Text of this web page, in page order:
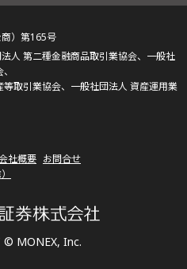
© MONEX, Inc.
）第165号
人 第二種金融商品取引業協会、一般社
取引業協会、一般社団法人 資産運用業
社概要 お問合せ